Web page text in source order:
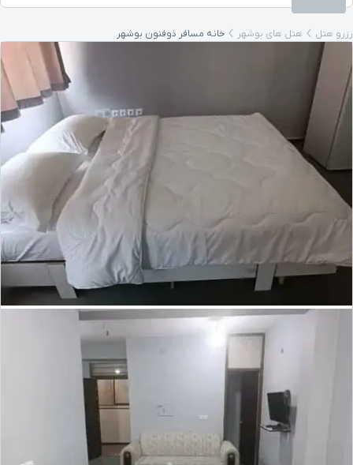
رزرو هتل هتل های بوشهر خانه مسافر ذوفنون بوشهر